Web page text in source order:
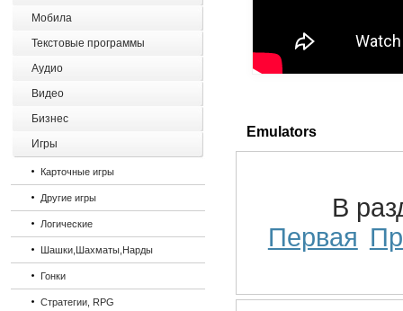
Мобила
Текстовые программы
Аудио
Видео
Бизнес
Игры
Карточные игры
Другие игры
Логические
Шашки,Шахматы,Нарды
Гонки
Стратегии, RPG
Emulators
В
Первая